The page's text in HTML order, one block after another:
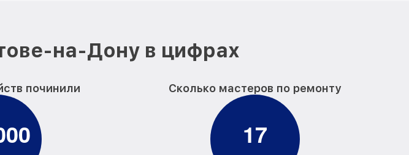
на-Дону в цифрах
починили
00
Сколько мастеров по ремонту
17